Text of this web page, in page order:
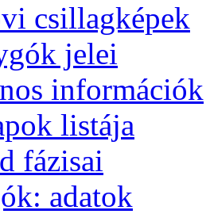
csil­lag­ké­pek
je­lei
in­for­má­ci­ók
lis­tá­ja
fá­zi­sai
ada­tok